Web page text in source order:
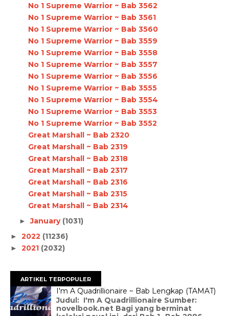
No 1 Supreme Warrior ~ Bab 3562
No 1 Supreme Warrior ~ Bab 3561
No 1 Supreme Warrior ~ Bab 3560
No 1 Supreme Warrior ~ Bab 3559
No 1 Supreme Warrior ~ Bab 3558
No 1 Supreme Warrior ~ Bab 3557
No 1 Supreme Warrior ~ Bab 3556
No 1 Supreme Warrior ~ Bab 3555
No 1 Supreme Warrior ~ Bab 3554
No 1 Supreme Warrior ~ Bab 3553
No 1 Supreme Warrior ~ Bab 3552
Great Marshall ~ Bab 2320
Great Marshall ~ Bab 2319
Great Marshall ~ Bab 2318
Great Marshall ~ Bab 2317
Great Marshall ~ Bab 2316
Great Marshall ~ Bab 2315
Great Marshall ~ Bab 2314
►January (1031)
► 2022 (11236)
► 2021 (2032)
ARTIKEL TERPOPULER
I'm A Quadrillionaire ~ Bab Lengkap (TAMAT)
Judul: I'm A Quadrillionaire Sumber:
novelbook.net Bagi yang berminat